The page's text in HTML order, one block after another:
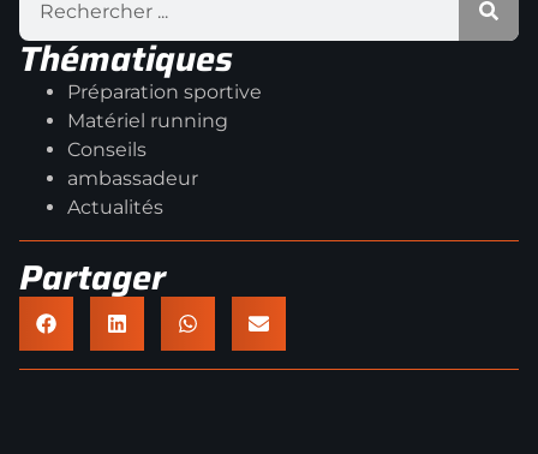
Thématiques
Préparation sportive
Matériel running
Conseils
ambassadeur
Actualités
Partager